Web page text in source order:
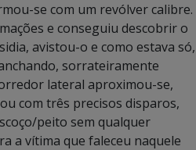
se com um revólver calibre.
e conseguiu descobrir o
avistou-o e como estava só,
sorrateiramente
lateral aproximou-se,
com três precisos disparos,
peito sem qualquer
a vítima que faleceu naquele